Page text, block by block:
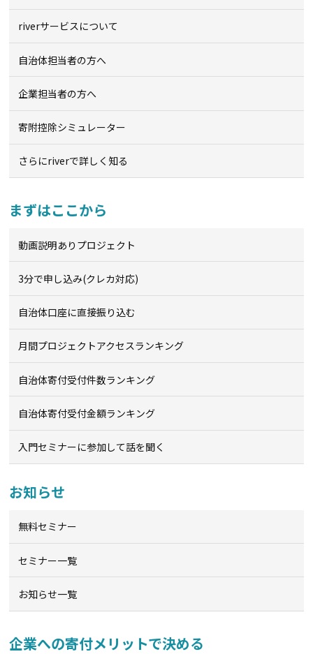
riverサービスについて
自治体担当者の方へ
企業担当者の方へ
寄附控除シミュレーター
さらにriverで詳しく知る
まずはここから
動画説明ありプロジェクト
3分で申し込み(クレカ対応)
自治体口座に直接振り込む
月間プロジェクトアクセスランキング
自治体寄付受付件数ランキング
自治体寄付受付金額ランキング
入門セミナーに参加して話を聞く
お知らせ
無料セミナー
セミナー一覧
お知らせ一覧
企業への寄付メリットで決める